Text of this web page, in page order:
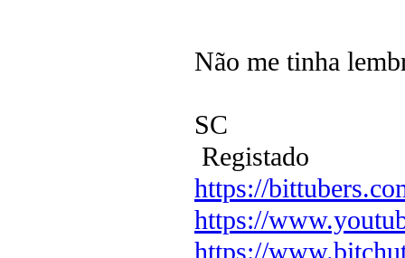
Não me tinha
SC
Registado
https://
https://
https://